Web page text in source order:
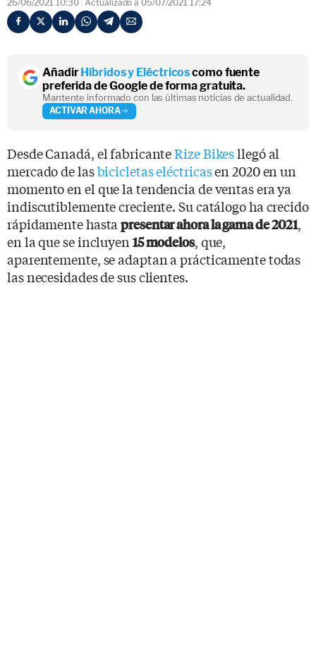
26/06/2021 10:30 Actualizado a 05/07/2021 17:24
AñadirHíbridos y Eléctricoscomo fuente
preferida de Google de forma gratuita.
Mantente informado con las últimas noticias de actualidad.
ACTIVAR AHORA
Desde Canadá, el fabricanteRize Bikesllegó al
mercado de lasbicicletas eléctricasen 2020 en un
momento en el que la tendencia de ventas era ya
indiscutiblemente creciente. Su catálogo ha crecido
rápidamente hastapresentar ahora la gama de 2021,
en la que se incluyen 15 modelos, que,
aparentemente, se adaptan a prácticamente todas
las necesidades de sus clientes.